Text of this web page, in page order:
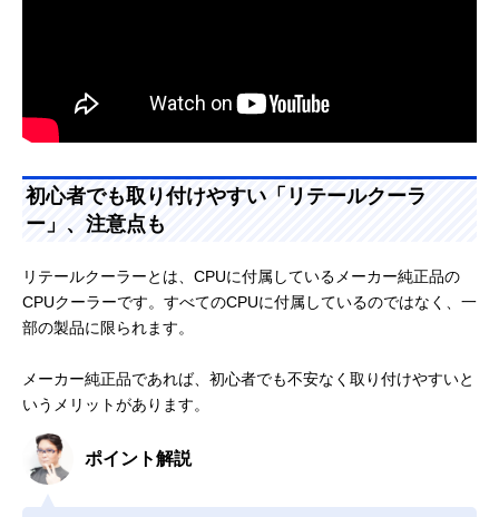
初心者でも取り付けやすい「リテールクーラ
ー」、注意点も
リテールクーラーとは、CPUに付属しているメーカー純正品の
CPUクーラーです。すべてのCPUに付属しているのではなく、一
部の製品に限られます。
メーカー純正品であれば、初心者でも不安なく取り付けやすいと
いうメリットがあります。
ポイント解説